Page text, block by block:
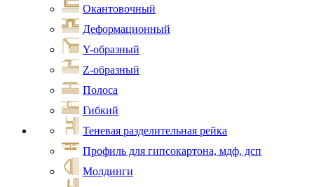
Окантовочный
Деформационный
Y-образный
Z-образный
Полоса
Гибкий
Теневая разделительная рейка
Профиль для гипсокартона, мдф, дсп
Молдинги